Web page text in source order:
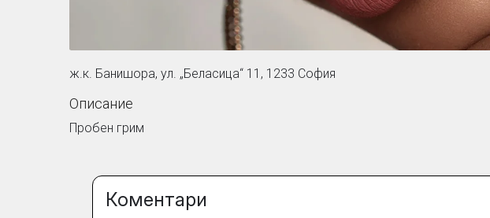
ж.к. Банишора, ул. „Беласица“ 11, 1233 София
Описание
Пробен грим
Коментари